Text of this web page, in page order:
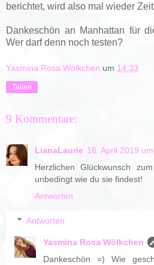
berichtet, wird also mal wieder
Dankeschön an Manhattan für
Wer darf denn noch testen?
Yasmina Rosa Wölkchen um 14:33
Teilen
9 Kommentare:
LianaLaurie 16. April 2019
Herzlichen Glückwunsch
unbedingt wie du sie findest!
Antworten
Antworten
Yasmina Rosa Wölkchen
Dankeschön =) Wie